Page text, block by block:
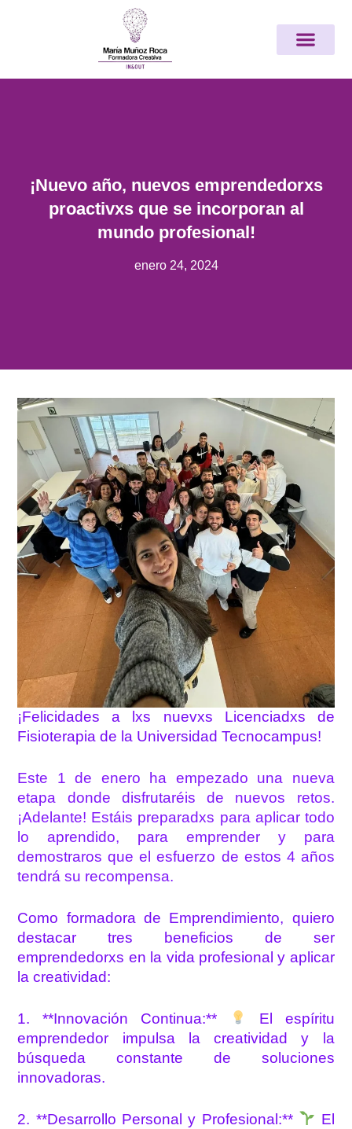
¡Nuevo año, nuevos emprendedorxs
proactivxs que se incorporan al
mundo profesional!
enero 24, 2024
¡Felicidades a lxs nuevxs Licenciadxs de
Fisioterapia de la Universidad Tecnocampus!
Este 1 de enero ha empezado una nueva
etapa donde disfrutaréis de nuevos retos.
¡Adelante! Estáis preparadxs para aplicar todo
lo aprendido, para emprender y para
demostraros que el esfuerzo de estos 4 años
tendrá su recompensa.
Como formadora de Emprendimiento, quiero
destacar tres beneficios de ser
emprendedorxs en la vida profesional y aplicar
la creatividad:
1. **Innovación Continua:**
El espíritu
emprendedor impulsa la creatividad y la
búsqueda constante de soluciones
innovadoras.
2. **Desarrollo Personal y Profesional:**
El